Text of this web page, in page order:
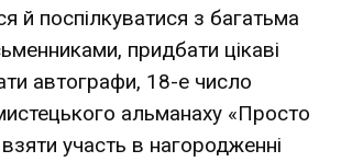
й поспілкуватися з багатьма
придбати цікаві
автографи, 18-е число
альманаху «Просто
участь в нагородженні